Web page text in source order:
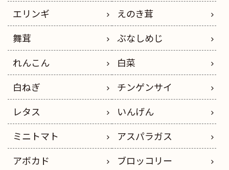
エリンギ
えのき茸
舞茸
ぶなしめじ
れんこん
白菜
白ねぎ
チンゲンサイ
レタス
いんげん
ミニトマト
アスパラガス
アボカド
ブロッコリー